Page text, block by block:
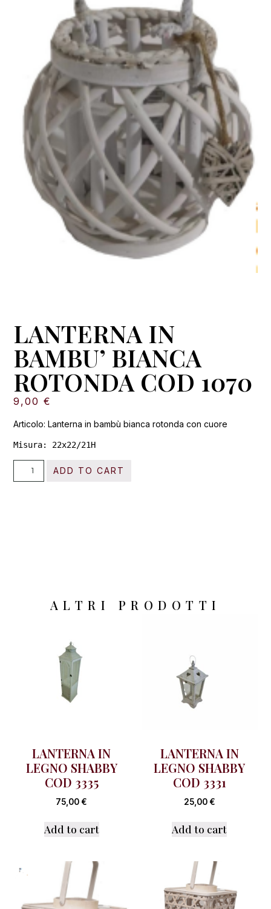
LANTERNA IN
BAMBU’ BIANCA
ROTONDA COD 1070
9,00€
Articolo: Lanterna in bambù bianca rotonda con cuore
Misura: 22x22/21H
ADD TO CART
ALTRI PRODOTTI
LANTERNA IN
LEGNO SHABBY
COD 3335
75,00 €
Add to cart
LANTERNA IN
LEGNO SHABBY
COD 3331
25,00 €
Add to cart